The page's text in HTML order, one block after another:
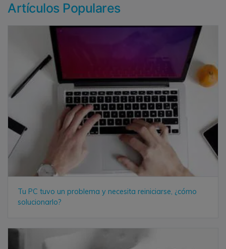
Artículos Populares
Tu PC tuvo un problema y necesita reiniciarse, ¿cómo
solucionarlo?